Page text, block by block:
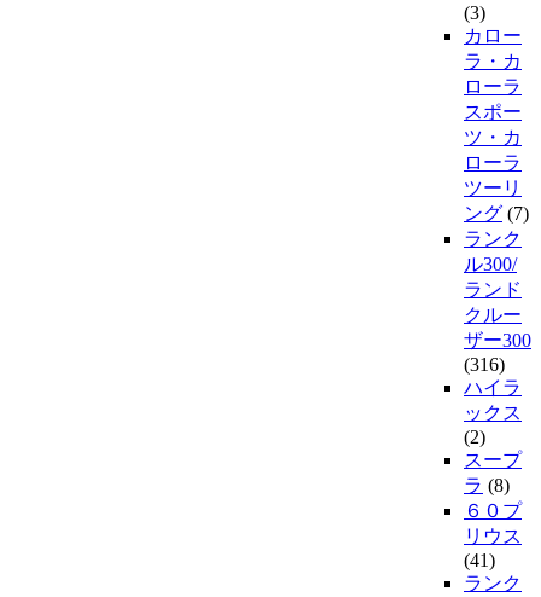
(3)
カロー
ラ・カ
ローラ
スポー
ツ・カ
ローラ
ツーリ
ング (7)
ランク
ル300/
ランド
クルー
ザー300
(316)
ハイラ
ックス
(2)
スープ
ラ (8)
６０プ
リウス
(41)
ランク